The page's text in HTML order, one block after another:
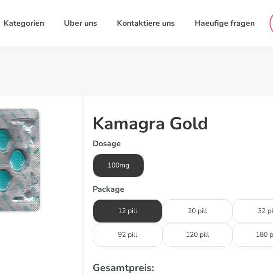
Kategorien Uber uns Kontaktiere uns Haeufige fragen
Kamagra Gold
Dosage
100mg
Package
12 pill 20 pill 32
92 pill 120 pill 180
Gesamtpreis: